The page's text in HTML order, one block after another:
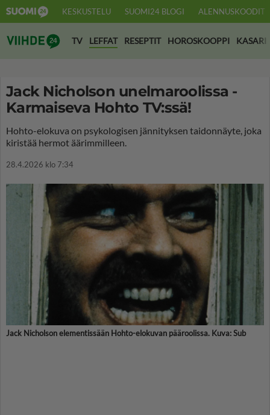
KESKUSTELU SUOMI24 BLOGI ALENNUSKOODIT
Suomi24 Viihde
TV LEFFAT RESEPTIT HOROSKOOPPI KASARI
Jack Nicholson unelmaroolissa -
Karmaiseva Hohto TV:ssä!
Hohto-elokuva on psykologisen jännityksen taidonnäyte, joka
kiristää hermot äärimmilleen.
28.4.2026 klo 7:34
Jack Nicholson elementissään Hohto-elokuvan pääroolissa. Kuva: Sub